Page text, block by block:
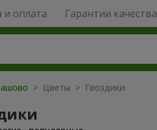
и оплата Гарантии качества
> Цветы > Гвоздики